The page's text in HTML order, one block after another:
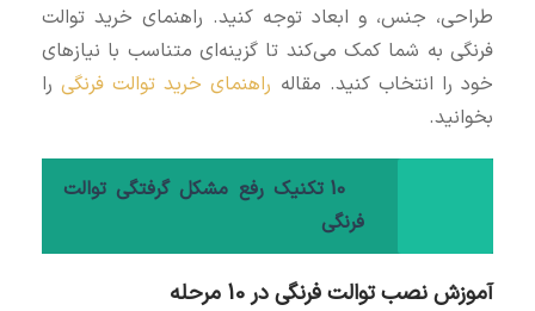
طراحی، جنس، و ابعاد توجه کنید. راهنمای خرید توالت
فرنگی به شما کمک می‌کند تا گزینه‌ای متناسب با نیازهای
خود را انتخاب کنید. مقاله راهنمای خرید توالت فرنگیرا
بخوانید.
10 تکنیک رفع مشکل گرفتگی توالت
فرنگی
آموزش نصب توالت فرنگی در 10 مرحله